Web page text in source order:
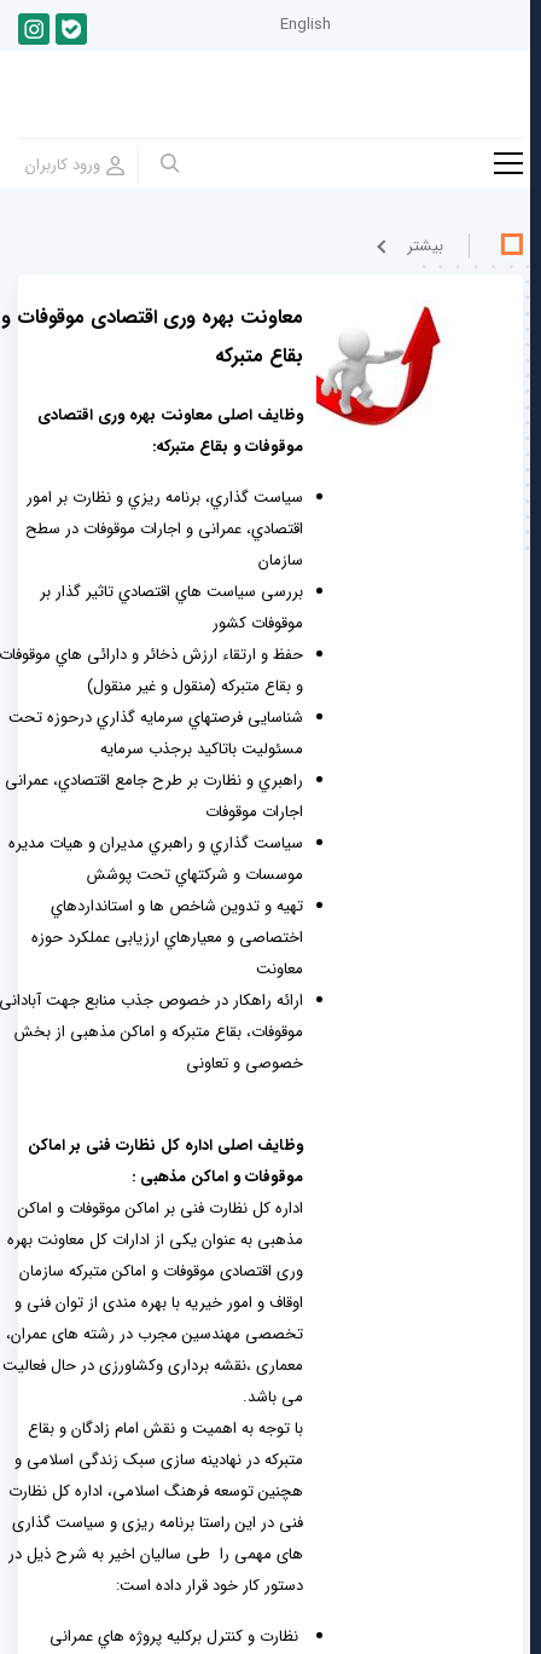
English
بيشتر
معاونت بهره وری اقتصادی موقوفات و
بقاع متبرکه
وظایف اصلی معاونت بهره وری اقتصادی
موقوفات و بقاع متبرکه:
سیاست گذاري، برنامه ریزي و نظارت بر امور
اقتصادي، عمرانی و اجارات موقوفات در سطح
سازمان
بررسی سیاست هاي اقتصادي تاثیر گذار بر
موقوفات کشور
حفظ و ارتقاء ارزش ذخائر و دارائی هاي موقوفات
و بقاع متبرکه (منقول و غیر منقول)
شناسایی فرصتهاي سرمایه گذاري درحوزه تحت
مسئولیت باتاکید برجذب سرمایه
راهبري و نظارت بر طرح جامع اقتصادي، عمرانی و
اجارات موقوفات
سیاست گذاري و راهبري مدیران و هیات مدیره
موسسات و شرکتهاي تحت پوشش
تهیه و تدوین شاخص ها و استانداردهاي
اختصاصی و معیارهاي ارزیابی عملکرد حوزه
معاونت
ارائه راهکار در خصوص جذب منابع جهت آبادانی
موقوفات، بقاع متبرکه و اماکن مذهبی از بخش
خصوصی و تعاونی
وظایف اصلی اداره کل نظارت فنی بر اماکن
موقوفات و اماکن مذهبی :
اداره کل نظارت فنی بر اماکن موقوفات و اماکن
مذهبی به عنوان یکی از ادارات کل معاونت بهره
وری اقتصادی موقوفات و اماکن متبرکه سازمان
اوقاف و امور خیریه با بهره مندی از توان فنی و
تخصصی مهندسین مجرب در رشته های عمران،
معماری ،نقشه برداری وکشاورزی در حال فعالیت
می باشد.
با توجه به اهمیت و نقش امام زادگان و بقاع
متبرکه در نهادینه سازی سبک زندگی اسلامی و
هچنین توسعه فرهنگ اسلامی، اداره کل نظارت
فنی در این راستا برنامه ریزی و سیاست گذاری
های مهمی را طی سالیان اخیر به شرح ذیل در
دستور کار خود قرار داده است:
نظارت و کنترل برکلیه پروژه هاي عمرانی